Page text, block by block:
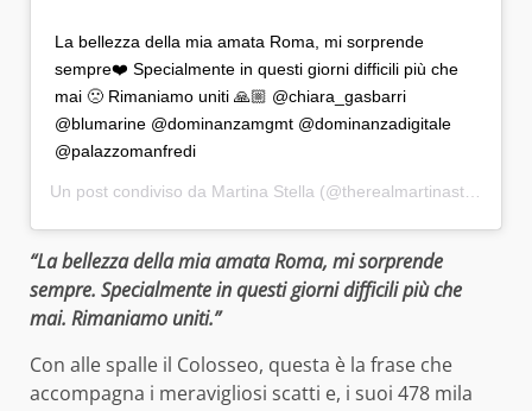
La bellezza della mia amata Roma, mi sorprende
sempre❤️ Specialmente in questi giorni difficili più che
mai 🙁 Rimaniamo uniti 🙏🏼 @chiara_gasbarri
@blumarine @dominanzamgmt @dominanzadigitale
@palazzomanfredi
Un post condiviso da Martina Stella (@therealmartinastella) in data:
“La bellezza della mia amata Roma, mi sorprende
sempre. Specialmente in questi giorni difficili più che
mai. Rimaniamo uniti.”
Con alle spalle il Colosseo, questa è la frase che
accompagna i meravigliosi scatti e, i suoi 478 mila